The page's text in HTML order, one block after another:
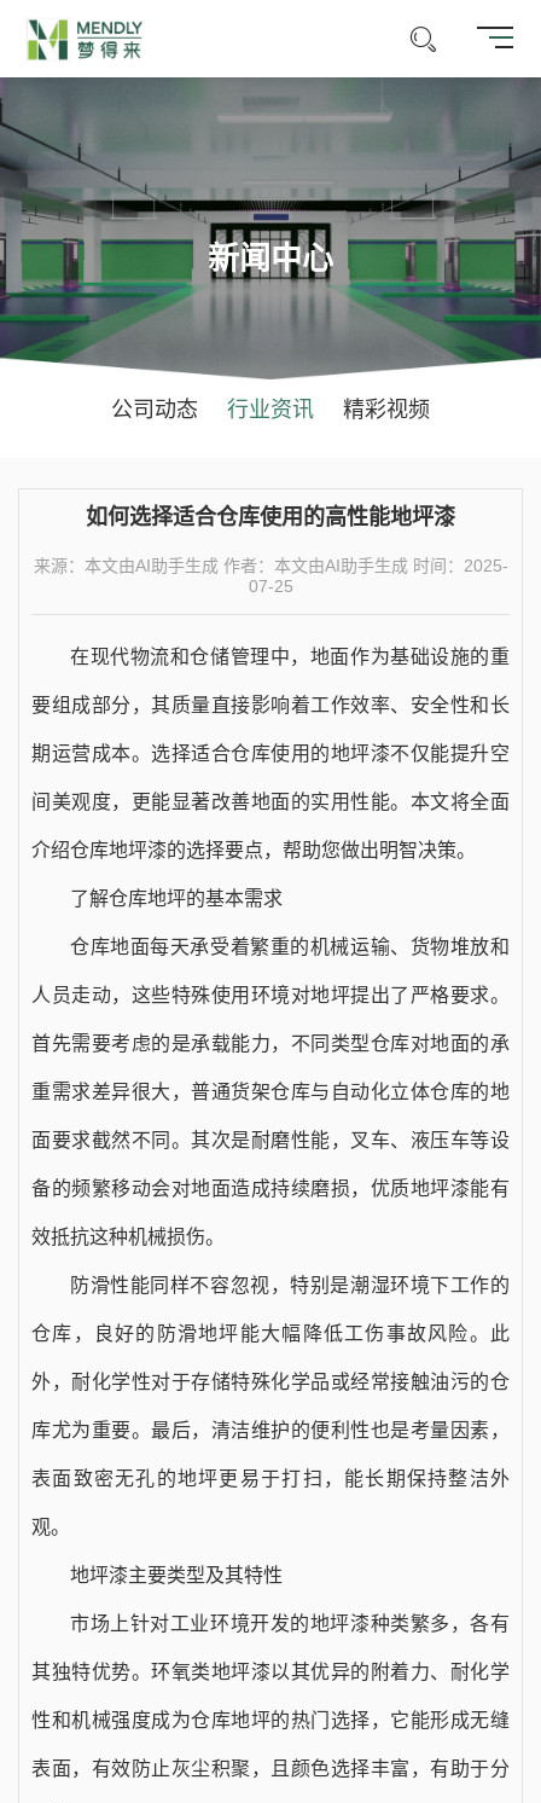
新闻中心
公司动态 行业资讯 精彩视频
如何选择适合仓库使用的高性能地坪漆
来源：本文由AI助手生成 作者：本文由AI助手生成 时间：2025-
07-25
在现代物流和仓储管理中，地面作为基础设施的重
要组成部分，其质量直接影响着工作效率、安全性和长
期运营成本。选择适合仓库使用的地坪漆不仅能提升空
间美观度，更能显著改善地面的实用性能。本文将全面
介绍仓库地坪漆的选择要点，帮助您做出明智决策。
了解仓库地坪的基本需求
仓库地面每天承受着繁重的机械运输、货物堆放和
人员走动，这些特殊使用环境对地坪提出了严格要求。
首先需要考虑的是承载能力，不同类型仓库对地面的承
重需求差异很大，普通货架仓库与自动化立体仓库的地
面要求截然不同。其次是耐磨性能，叉车、液压车等设
备的频繁移动会对地面造成持续磨损，优质地坪漆能有
效抵抗这种机械损伤。
防滑性能同样不容忽视，特别是潮湿环境下工作的
仓库，良好的防滑地坪能大幅降低工伤事故风险。此
外，耐化学性对于存储特殊化学品或经常接触油污的仓
库尤为重要。最后，清洁维护的便利性也是考量因素，
表面致密无孔的地坪更易于打扫，能长期保持整洁外
观。
地坪漆主要类型及其特性
市场上针对工业环境开发的地坪漆种类繁多，各有
其独特优势。环氧类地坪漆以其优异的附着力、耐化学
性和机械强度成为仓库地坪的热门选择，它能形成无缝
表面，有效防止灰尘积聚，且颜色选择丰富，有助于分